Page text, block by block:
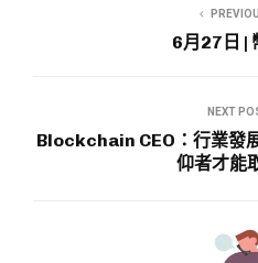
6月27日 |
NEXT
Blockchain CEO：行業發
仰者才能